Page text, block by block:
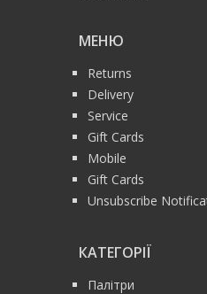
МЕНЮ
Returns
Delivery
Service
Gift Cards
Mobile
Gift Cards
Unsubscribe
КАТЕГОРІЇ
Палітри